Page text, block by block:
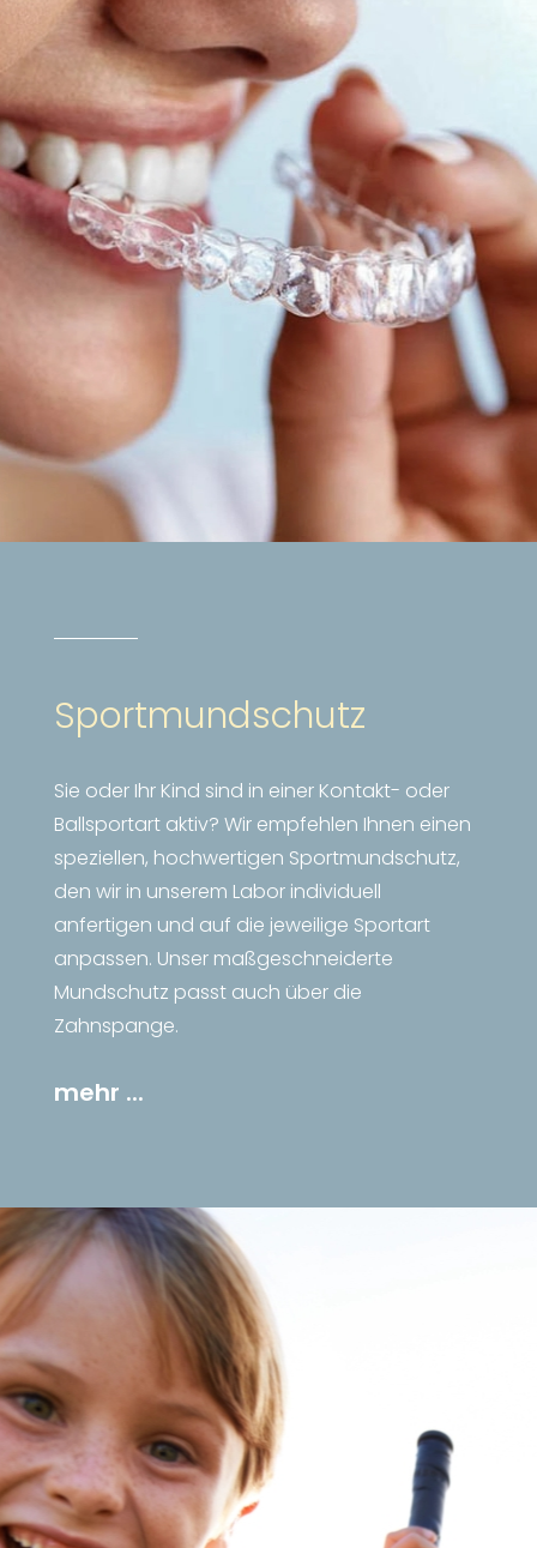
Sportmundschutz
Sie oder Ihr Kind sind in einer Kontakt- oder
Ballsportart aktiv? Wir empfehlen Ihnen einen
speziellen, hochwertigen Sportmundschutz,
den wir in unserem Labor individuell
anfertigen und auf die jeweilige Sportart
anpassen. Unser maßgeschneiderte
Mundschutz passt auch über die
Zahnspange.
mehr ...